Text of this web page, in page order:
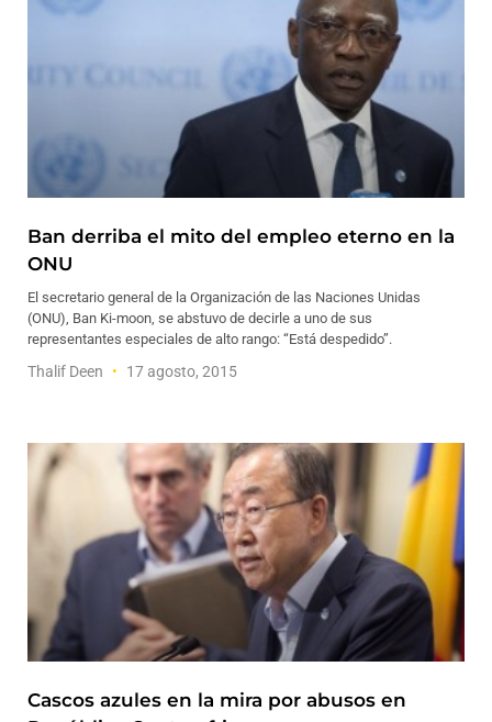
Ban derriba el mito del empleo eterno en la
ONU
El secretario general de la Organización de las Naciones Unidas
(ONU), Ban Ki-moon, se abstuvo de decirle a uno de sus
representantes especiales de alto rango: “Está despedido”.
Thalif Deen 17 agosto, 2015
Cascos azules en la mira por abusos en